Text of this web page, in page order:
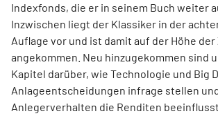
Indexfonds, die er in seinem Buch weiter
Inzwischen liegt der Klassiker in der
Auflage vor und ist damit auf der Höhe der
angekommen. Neu hinzugekommen sind
Kapitel darüber, wie Technologie und Big
Anlageentscheidungen infrage stellen
Anlegerverhalten die Renditen